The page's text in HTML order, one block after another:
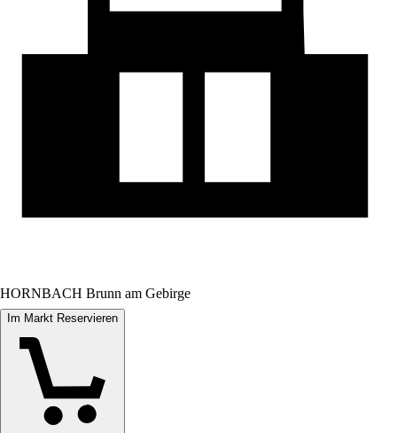
HORNBACH Brunn am Gebirge
Im Markt Reservieren